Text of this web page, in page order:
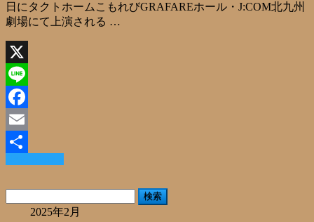
日にタクトホームこもれびGRAFAREホール・J:COM北九州
劇場にて上演される …
X
Line
Facebook
Email
共
有
2025年2月